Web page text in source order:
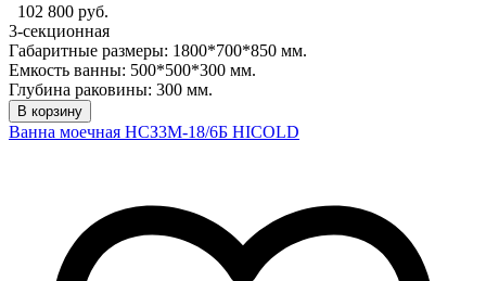
102 800 руб.
3-секционная
Габаритные размеры: 1800*700*850 мм.
Емкость ванны: 500*500*300 мм.
Глубина раковины: 300 мм.
В корзину
Ванна моечная НСЗ3М-18/6Б HICOLD